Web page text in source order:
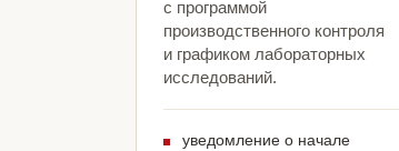
с программой
производственного контроля
и графиком лабораторных
исследований.
уведомление о начале